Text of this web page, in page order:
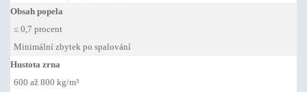
Obsah popela
≤ 0,7 procent
Minimální zbytek po spalování
Hustota zrna
600 až 800 kg/m³